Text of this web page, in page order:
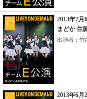
2013年7
まどか 生
出演者：竹
2013年6